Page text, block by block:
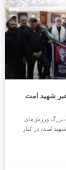
شهید امت
بزرگ ورزش‌های
امت، در کنار